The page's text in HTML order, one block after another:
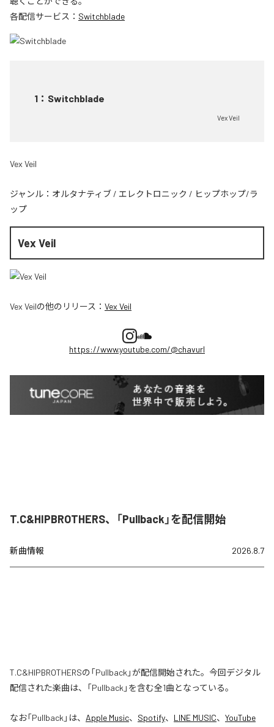
各配信サービス： Switchblade
1 ： Switchblade
Vex Veil
Vex Veil
ジャンル： オルタナティブ / エレクトロニック / ヒップホップ/ラ
ップ
Vex Veil
Vex Veilの他のリリース： Vex Veil
https://www.youtube.com/@chavurl
T.C&HIPBROTHERS、「Pullback」を配信開始
新曲情報 2026.8.7
T.C&HIPBROTHERSの「Pullback」が配信開始された。今回デジタル
配信された楽曲は、「Pullback」を含む全1曲となっている。
なお「Pullback 」は、 Apple Music、 Spotify、 LINE MUSIC、 YouTube